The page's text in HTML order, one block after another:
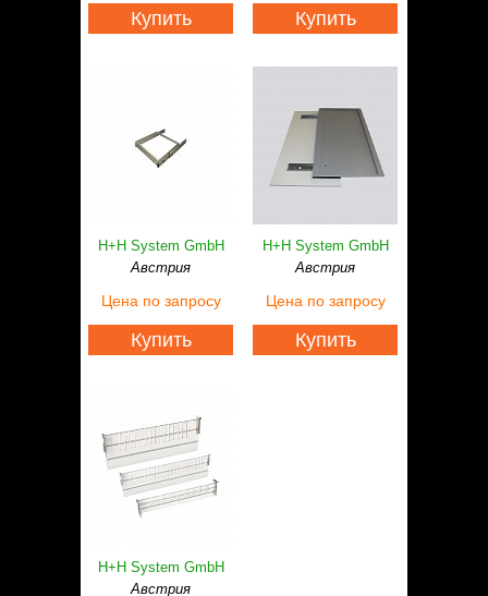
Купить Купить
H+H System GmbH
Австрия
Цена по запросу
Купить
H+H System GmbH
Австрия
Цена по запросу
Купить
H+H System GmbH
Австрия